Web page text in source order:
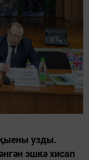
узды.
эшкә хисап